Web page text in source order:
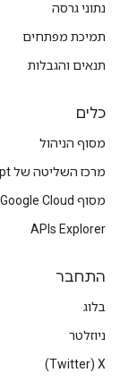
נתוני גרסה
תמיכת מפתחים
תנאים והגבלות
כלים
מסוף הניהול
מרכז השליטה של Apps Script
מסוף Google Cloud
APIs Explorer
התחבר
בלוג
ניוזלטר
X‏ (Twitter)